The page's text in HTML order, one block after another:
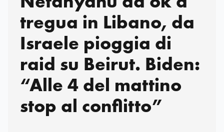
tregua in Libano, da
Israele pioggia di
raid su Beirut. Biden:
“Alle 4 del mattino
stop al conflitto”